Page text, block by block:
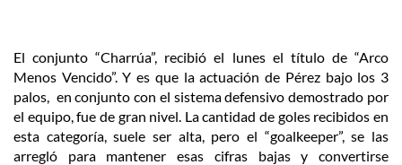
El conjunto “Charrúa”, recibió el lunes el título de “Arco
Menos Vencido”. Y es que la actuación de Pérez bajo los 3
palos, en conjunto con el sistema defensivo demostrado por
el equipo, fue de gran nivel. La cantidad de goles recibidos en
esta categoría, suele ser alta, pero el “goalkeeper”, se las
arregló para mantener esas cifras bajas y convertirse